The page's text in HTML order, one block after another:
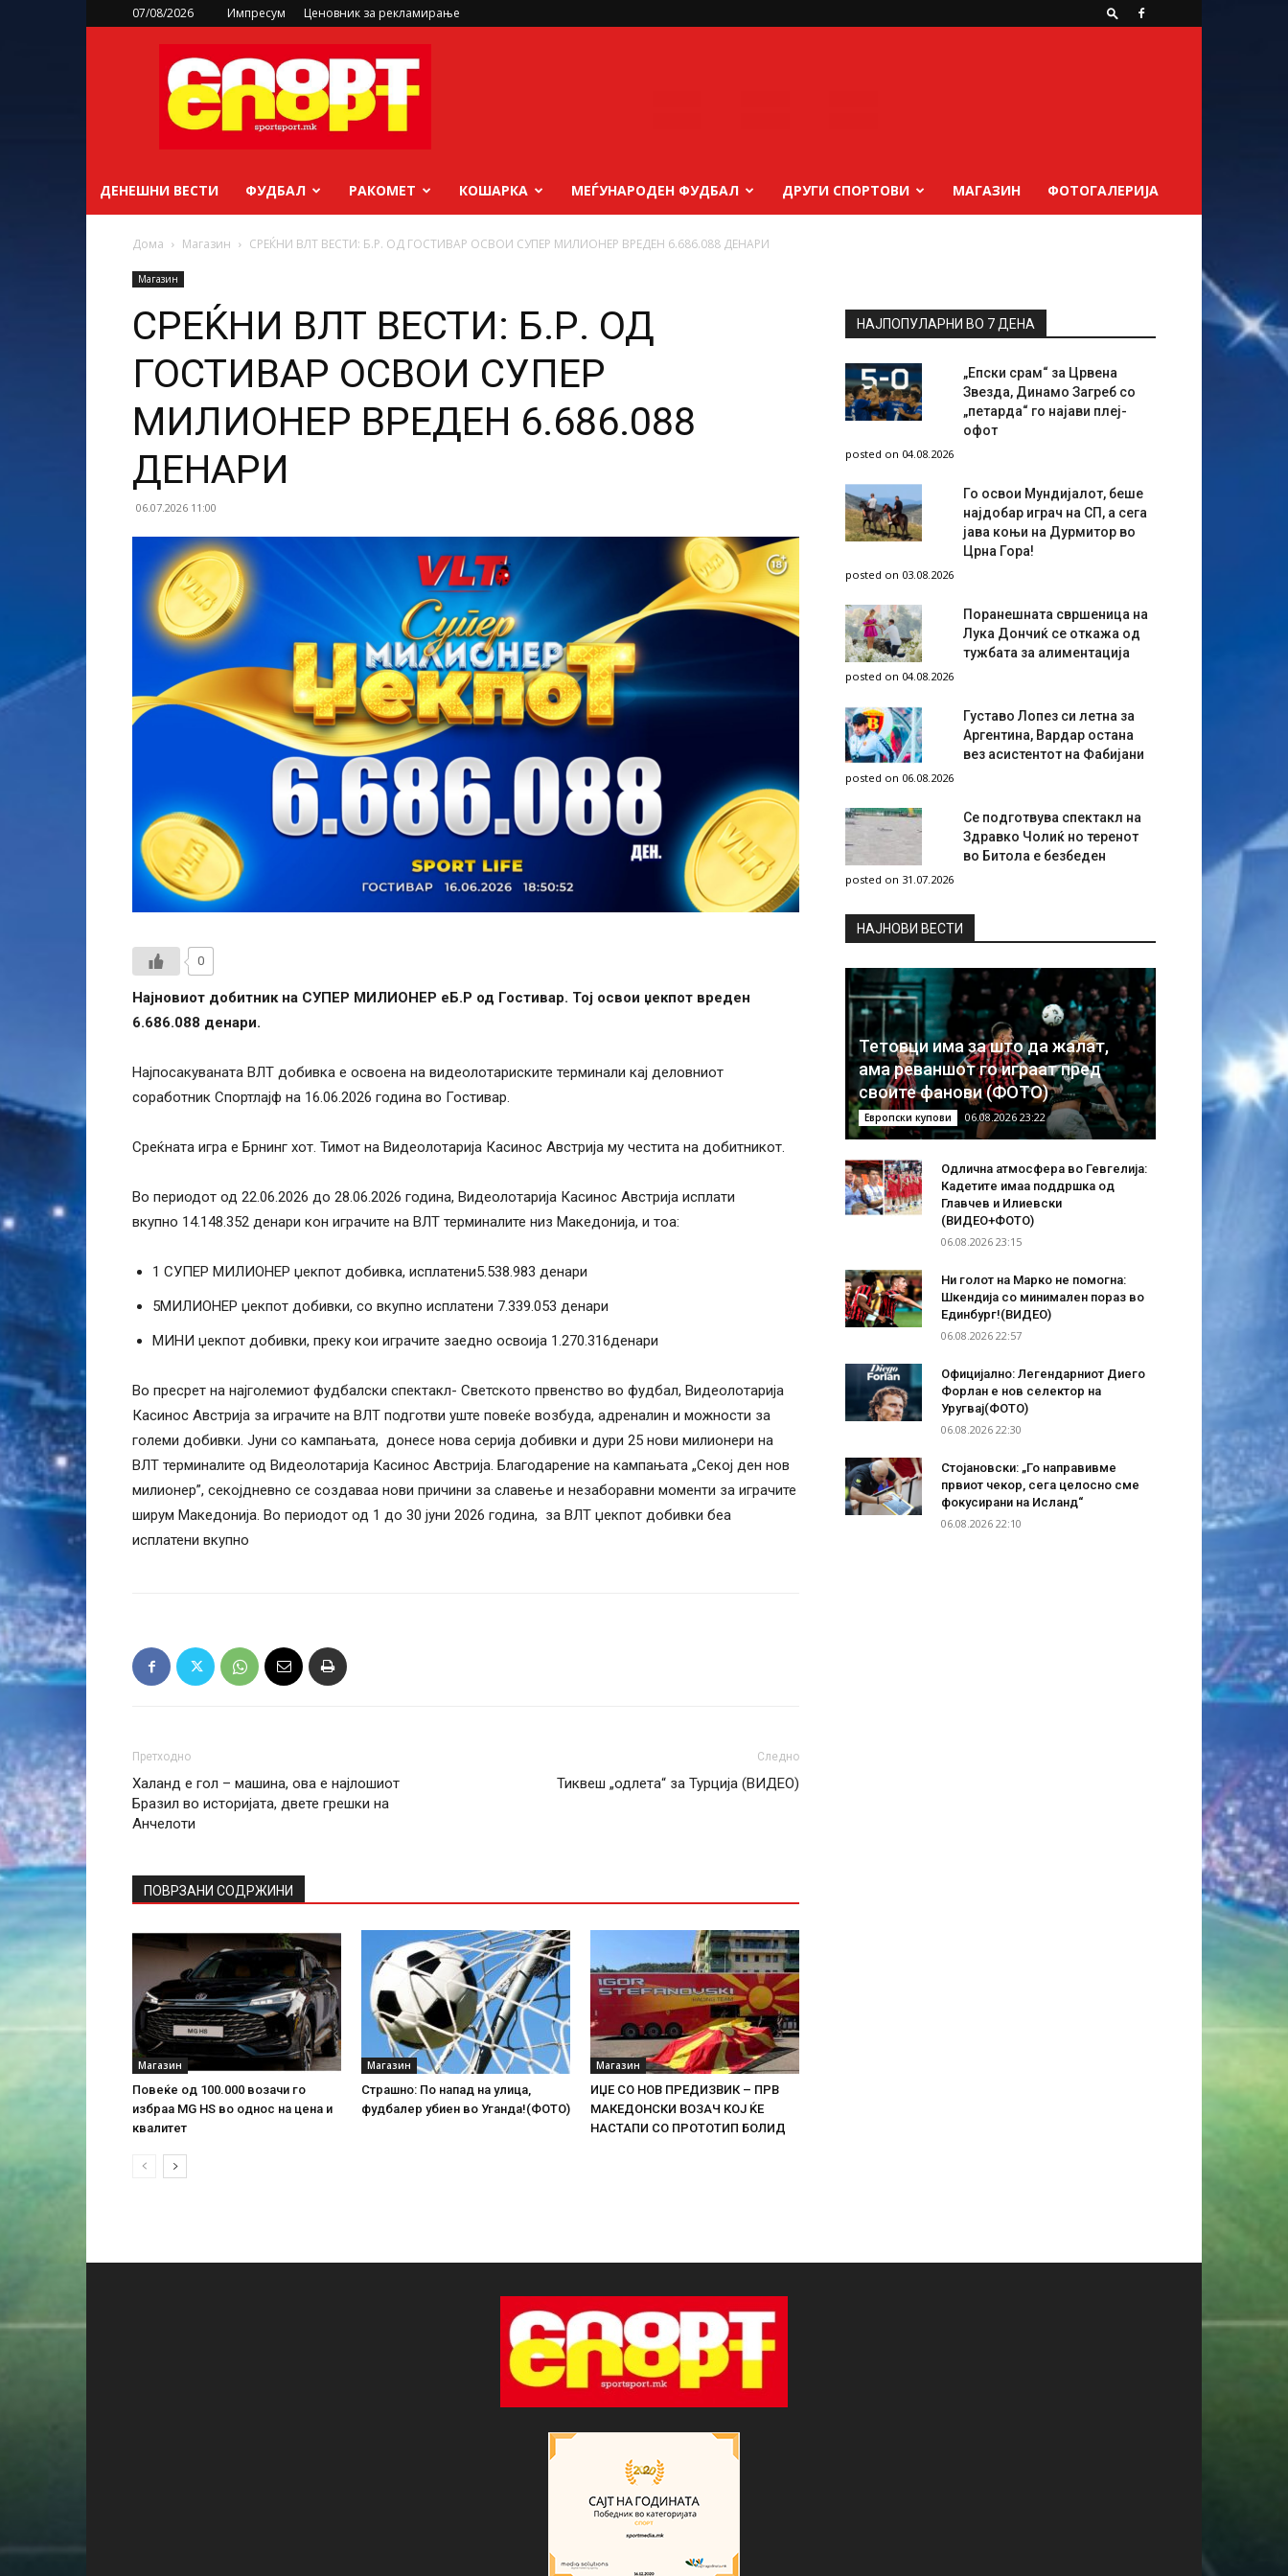
07/08/2026 Импресум Ценовник за рекламирање
sportsport.mk
ДЕНЕШНИ ВЕСТИ ФУДБАЛ РАКОМЕТ КОШАРКА МЕЃУНАРОДЕН ФУДБАЛ ДРУГИ СПОРТОВИ МАГАЗИН ФОТОГАЛЕРИЈА
Дома Магазин СРЕЌНИ ВЛТ ВЕСТИ: Б.Р. ОД ГОСТИВАР ОСВОИ СУПЕР МИЛИОНЕР ВРЕДЕН 6.686.088 ДЕНАРИ
Магазин
СРЕЌНИ ВЛТ ВЕСТИ: Б.Р. ОД
ГОСТИВАР ОСВОИ СУПЕР
МИЛИОНЕР ВРЕДЕН 6.686.088
ДЕНАРИ
06.07.2026 11:00
0
Најновиот добитник на СУПЕР МИЛИОНЕР еБ.Р од Гостивар. Тој освои џекпот вреден
6.686.088 денари.
Најпосакуваната ВЛТ добивка е освоена на видеолотариските терминали кај деловниот
соработник Спортлајф на 16.06.2026 година во Гостивар.
Среќната игра е Брнинг хот. Тимот на Видеолотарија Касинос Австрија му честита на добитникот.
Во периодот од 22.06.2026 до 28.06.2026 година, Видеолотарија Касинос Австрија исплати
вкупно 14.148.352 денари кон играчите на ВЛТ терминалите низ Македонија, и тоа:
1 СУПЕР МИЛИОНЕР џекпот добивка, исплатени5.538.983 денари
5МИЛИОНЕР џекпот добивки, со вкупно исплатени 7.339.053 денари
МИНИ џекпот добивки, преку кои играчите заедно освоија 1.270.316денари
Во пресрет на најголемиот фудбалски спектакл- Светското првенство во фудбал, Видеолотарија
Касинос Австрија за играчите на ВЛТ подготви уште повеќе возбуда, адреналин и можности за
големи добивки. Јуни со кампањата, донесе нова серија добивки и дури 25 нови милионери на
ВЛТ терминалите од Видеолотарија Касинос Австрија. Благодарение на кампањата „Секој ден нов
милионер”, секојдневно се создаваа нови причини за славење и незаборавни моменти за играчите
ширум Македонија. Во периодот од 1 до 30 јуни 2026 година, за ВЛТ џекпот добивки беа
исплатени вкупно
Претходно
Халанд е гол – машина, ова е најлошиот
Бразил во историјата, двете грешки на
Анчелоти
Следно
Тиквеш „одлета“ за Турција (ВИДЕО)
ПОВРЗАНИ СОДРЖИНИ
Магазин
Повеќе од 100.000 возачи го
избраа MG HS во однос на цена и
квалитет
Магазин
Страшно: По напад на улица,
фудбалер убиен во Уганда!(ФОТО)
Магазин
ИЏЕ СО НОВ ПРЕДИЗВИК – ПРВ
МАКЕДОНСКИ ВОЗАЧ КОЈ ЌЕ
НАСТАПИ СО ПРОТОТИП БОЛИД
НАЈПОПУЛАРНИ ВО 7 ДЕНА
„Епски срам“ за Црвена
Звезда, Динамо Загреб со
„петарда“ го најави плеј-
офот
posted on 04.08.2026
Го освои Мундијалот, беше
најдобар играч на СП, а сега
јава коњи на Дурмитор во
Црна Гора!
posted on 03.08.2026
Поранешната свршеница на
Лука Дончиќ се откажа од
тужбата за алиментација
posted on 04.08.2026
Густаво Лопез си летна за
Аргентина, Вардар остана
вез асистентот на Фабијани
posted on 06.08.2026
Се подготвува спектакл на
Здравко Чолиќ но теренот
во Битола е безбеден
posted on 31.07.2026
НAЈНОВИ ВЕСТИ
Тетовци има за што да жалат,
ама реваншот го играат пред
своите фанови (ФОТО)
Европски купови 06.08.2026 23:22
Одлична атмосфера во Гевгелија:
Кадетите имаа поддршка од
Главчев и Илиевски
(ВИДЕО+ФОТО)
06.08.2026 23:15
Ни голот на Марко не помогна:
Шкендија со минимален пораз во
Единбург!(ВИДЕО)
06.08.2026 22:57
Официјално: Легендарниот Диего
Форлан е нов селектор на
Уругвај(ФОТО)
06.08.2026 22:30
Стојановски: „Го направивме
првиот чекор, сега целосно сме
фокусирани на Исланд“
06.08.2026 22:10